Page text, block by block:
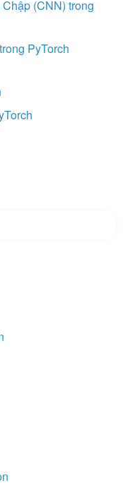
(CNN) trong
PyTorch